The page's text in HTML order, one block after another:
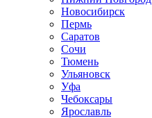
Новосибирск
Пермь
Саратов
Сочи
Тюмень
Ульяновск
Уфа
Чебоксары
Ярославль